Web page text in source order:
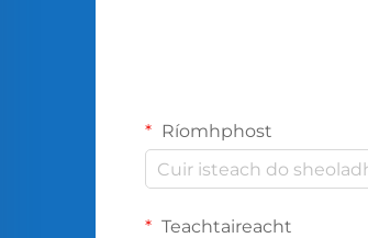
Ríomhphost
Teachtaireacht